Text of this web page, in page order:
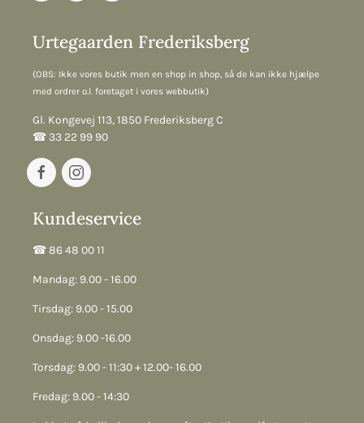
Urtegaarden Frederiksberg
(OBS: Ikke vores butik men en shop in shop, så de kan ikke hjælpe
med ordrer o.l. foretaget i vores webbutik)
Gl. Kongevej 113, 1850 Frederiksberg C
☎︎ 33 22 99 90
Kundeservice
☎︎ 86 48 00 11
Mandag: 9.00 - 16.00
Tirsdag: 9.00 - 15.00
Onsdag: 9.00 -16.00
Torsdag: 9.00 - 11:30 + 12.00- 16.00
Fredag: 9.00 - 14:30